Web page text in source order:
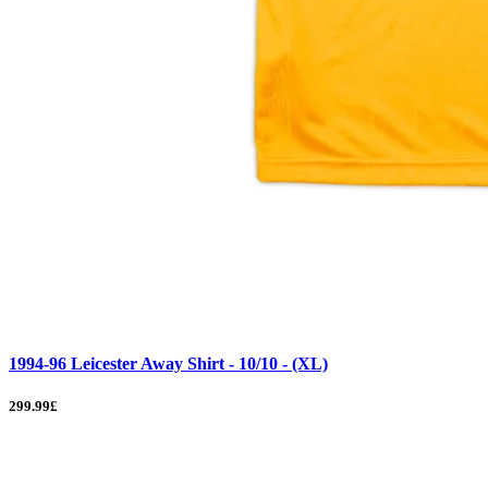
1994-96 Leicester Away Shirt - 10/10 - (XL)
299.99£